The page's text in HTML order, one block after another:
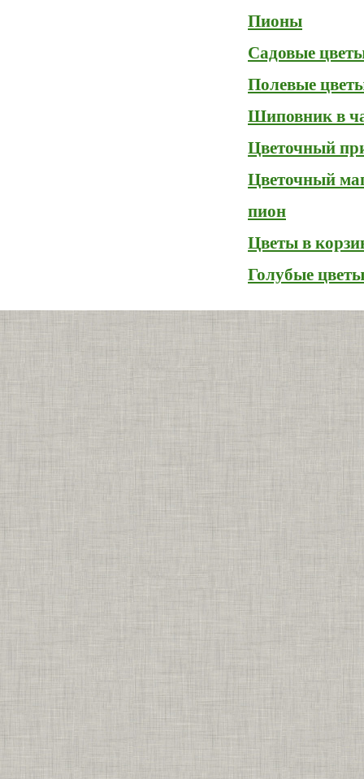
Пионы
Садовые
Полевые
Шиповник в
Цветочный
Цветочный
пион
Цветы в
Голубые цветы